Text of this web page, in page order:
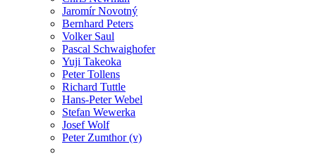
Jaromír Novotný
Bernhard Peters
Volker Saul
Pascal Schwaighofer
Yuji Takeoka
Peter Tollens
Richard Tuttle
Hans-Peter Webel
Stefan Wewerka
Josef Wolf
Peter Zumthor (v)